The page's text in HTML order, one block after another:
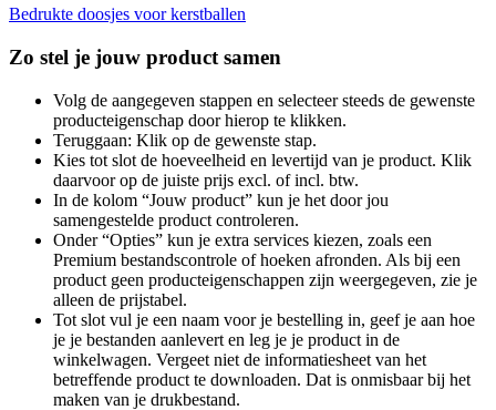
Bedrukte doosjes voor kerstballen
Zo stel je jouw product samen
Volg de aangegeven stappen en selecteer steeds de gewenste
producteigenschap door hierop te klikken.
Teruggaan: Klik op de gewenste stap.
Kies tot slot de hoeveelheid en levertijd van je product. Klik
daarvoor op de juiste prijs excl. of incl. btw.
In de kolom “Jouw product” kun je het door jou
samengestelde product controleren.
Onder “Opties” kun je extra services kiezen, zoals een
Premium bestandscontrole of hoeken afronden. Als bij een
product geen producteigenschappen zijn weergegeven, zie je
alleen de prijstabel.
Tot slot vul je een naam voor je bestelling in, geef je aan hoe
je je bestanden aanlevert en leg je je product in de
winkelwagen. Vergeet niet de informatiesheet van het
betreffende product te downloaden. Dat is onmisbaar bij het
maken van je drukbestand.